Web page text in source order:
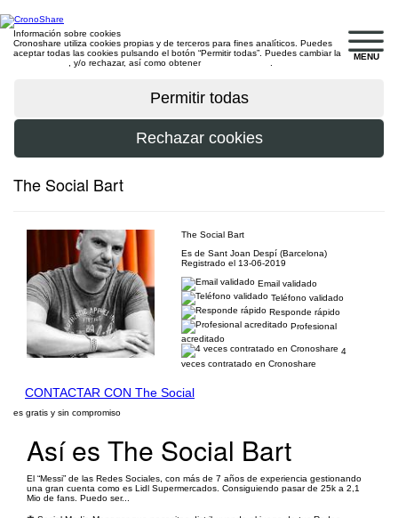
MENU
Información sobre cookies
Cronoshare utiliza cookies propias y de terceros para fines analíticos. Puedes
aceptar todas las cookies pulsando el botón “Permitir todas”. Puedes cambiar la
, y/o rechazar, así como obtener
The Social Bart
The Social Bart
Es de Sant Joan Despí (Barcelona)
Registrado el 13-06-2019
Email validado
Teléfono validado
Responde rápido
Profesional
acreditado
4
veces contratado en Cronoshare
CONTACTAR CON The Social
es gratis y sin compromiso
Así es The Social Bart
El “Messi” de las Redes Sociales, con más de 7 años de experiencia gestionando
una gran cuenta como es Lidl Supermercados. Consiguiendo pasar de 25k a 2,1
Mio de fans. Puedo ser...